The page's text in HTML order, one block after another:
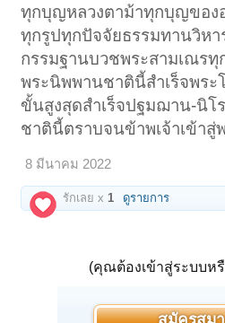
ทุกบุญหลวงตาม้าทุกบุญของ
ทุกรูปทุกปัจจัยธรรมทานวิห
กรรมฐานบวชพระสามเณรทุ
พระนิพพานชาตินี้สำเร็จพร
ขั้นสูงสุดสำเร็จปฐมฌาน-นิโ
ชาตินี้ตราบจนข้าพเจ้าเข้า
8 มีนาคม 2022
รักเลย x 1 ดูรายการ
(คุณต้องเข้าสู่ระบบห